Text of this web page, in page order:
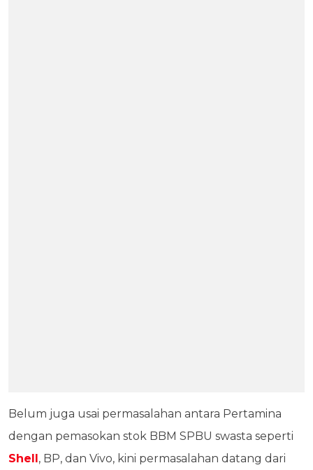
Belum juga usai permasalahan antara Pertamina
dengan pemasokan stok BBM SPBU swasta seperti
Shell , BP, dan Vivo, kini permasalahan datang dari